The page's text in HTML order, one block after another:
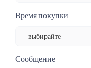
Время покупки
Сообщение